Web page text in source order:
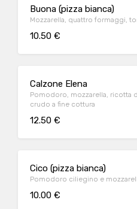
Buona (pizza bianca)
Mozzarella, quattro formaggi,
10.50 €
Calzone Elena
Pomodoro, mozzarella, ricotta
crudo a fine cottura
12.50 €
Cico (pizza bianca)
Pomodoro ciliegino e
10.00 €